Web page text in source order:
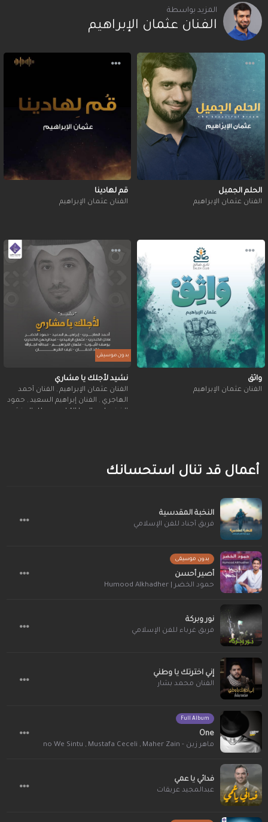
المزيد بواسطة
الفنان عثمان الإبراهيم
الحلم الجميل
الفنان عثمان الإبراهيم
قم لهادينا
الفنان عثمان الإبراهيم
واثق
الفنان عثمان الإبراهيم
بدون موسيقى
نشيد لأجلك يا مشاري
الفنان عثمان الإبراهيم , الفنان أحمد
الهاجري , الفنان إبراهيم السعيد , حمود
الخضر | Humood Alkhadher
المنشد
الشرهان
أعمال قد تنال استحسانك
النخبة المقدسية
فريق أجناد للفن الإسلامي
بدون موسيقى
أصير أحسن
حمود الخضر | Humood Alkhadher
نور وبركة
فريق غرباء للفن الإسلامي
إني اخترتك يا وطني
الفنان محمد بشار
Full Album
One
ماهر زين - Maher Zain ,
Mustafa Ceceli
,
Amakhono We Sintu
فدائي يا عمي
عبدالمجيد عريقات